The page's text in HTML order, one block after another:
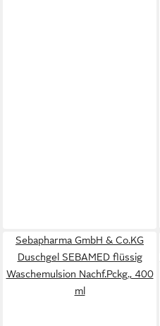
Sebapharma GmbH & Co.KG
Duschgel SEBAMED flüssig
Waschemulsion Nachf.Pckg., 400
ml